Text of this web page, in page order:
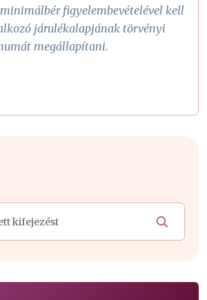
figyelembevételével kell
járulékalapjának törvényi
megállapítani.